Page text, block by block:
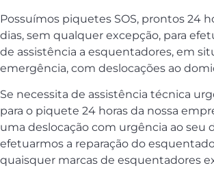
Possuímos piquetes SOS, prontos 24
dias, sem qualquer excepção, para
de assistência a esquentadores, em
emergência, com deslocações ao
Se necessita de assistência técnica
para o piquete 24 horas da nossa
uma deslocação com urgência ao seu
efetuarmos a reparação do
quaisquer marcas de esquentadores